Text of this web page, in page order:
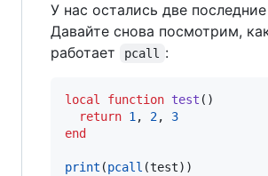
У нас остались две
Давайте снова посмотрим,
работает
pcall :
local function test ()
return 1 , 2, 3
end
print (pcall (test